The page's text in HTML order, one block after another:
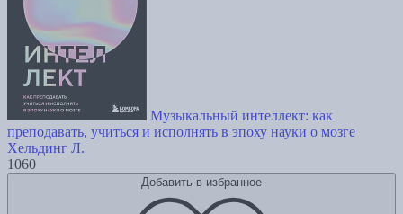
Музыкальный интеллект: как
преподавать, учиться и исполнять в эпоху науки о мозге
Хельдинг Л.
1060
Добавить в избранное